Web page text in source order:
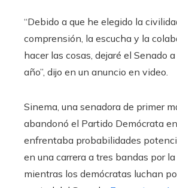
“Debido a que he elegido la
comprensión, la escucha y la
hacer las cosas, dejaré el Senado
año”, dijo en un anuncio en video.
Sinema, una senadora de primer
abandonó el Partido Demócrata
enfrentaba probabilidades
en una carrera a tres bandas por
mientras los demócratas luchan